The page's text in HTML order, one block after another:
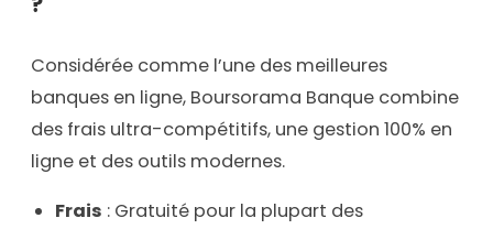
Considérée comme l’une des meilleures
banques en ligne, Boursorama Banque combine
des frais ultra-compétitifs, une gestion 100% en
ligne et des outils modernes.
Frais : Gratuité pour la plupart des